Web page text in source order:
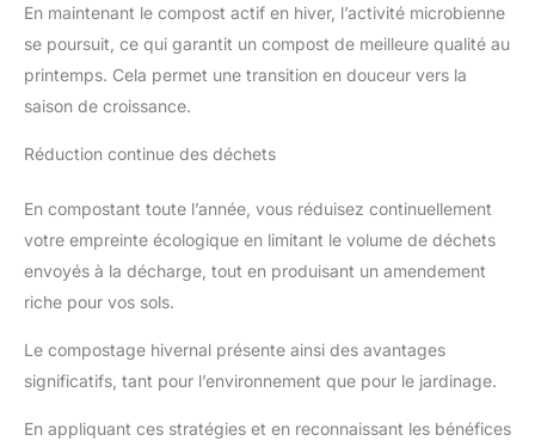
En maintenant le compost actif en hiver, l’activité microbienne
se poursuit, ce qui garantit un compost de meilleure qualité au
printemps. Cela permet une transition en douceur vers la
saison de croissance.
Réduction continue des déchets
En compostant toute l’année, vous réduisez continuellement
votre empreinte écologique en limitant le volume de déchets
envoyés à la décharge, tout en produisant un amendement
riche pour vos sols.
Le compostage hivernal présente ainsi des avantages
significatifs, tant pour l’environnement que pour le jardinage.
En appliquant ces stratégies et en reconnaissant les bénéfices